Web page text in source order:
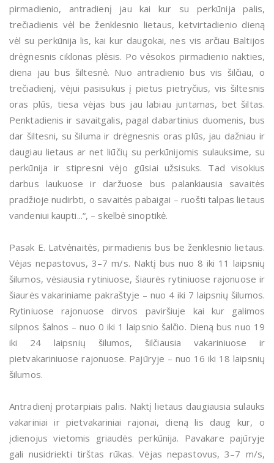
pirmadienio, antradienį jau kai kur su perkūnija palis,
trečiadienis vėl be ženklesnio lietaus, ketvirtadienio dieną
vėl su perkūnija lis, kai kur daugokai, nes vis arčiau Baltijos
drėgnesnis ciklonas plėsis. Po vėsokos pirmadienio nakties,
diena jau bus šiltesnė. Nuo antradienio bus vis šilčiau, o
trečiadienį, vėjui pasisukus į pietus pietryčius, vis šiltesnis
oras plūs, tiesa vėjas bus jau labiau juntamas, bet šiltas.
Penktadienis ir savaitgalis, pagal dabartinius duomenis, bus
dar šiltesni, su šiluma ir drėgnesnis oras plūs, jau dažniau ir
daugiau lietaus ar net liūčių su perkūnijomis sulauksime, su
perkūnija ir stipresni vėjo gūsiai užsisuks. Tad visokius
darbus laukuose ir daržuose bus palankiausia savaitės
pradžioje nudirbti, o savaitės pabaigai – ruošti talpas lietaus
vandeniui kaupti...“, – skelbė sinoptikė.
Pasak E. Latvėnaitės, pirmadienis bus be ženklesnio lietaus.
Vėjas nepastovus, 3–7 m/s. Naktį bus nuo 8 iki 11 laipsnių
šilumos, vėsiausia rytiniuose, šiaurės rytiniuose rajonuose ir
šiaurės vakariniame pakraštyje – nuo 4 iki 7 laipsnių šilumos.
Rytiniuose rajonuose dirvos paviršiuje kai kur galimos
silpnos šalnos – nuo 0 iki 1 laipsnio šalčio. Dieną bus nuo 19
iki 24 laipsnių šilumos, šilčiausia vakariniuose ir
pietvakariniuose rajonuose. Pajūryje – nuo 16 iki 18 laipsnių
šilumos.
Antradienį protarpiais palis. Naktį lietaus daugiausia sulauks
vakariniai ir pietvakariniai rajonai, dieną lis daug kur, o
įdienojus vietomis griaudės perkūnija. Pavakare pajūryje
gali nusidriekti tirštas rūkas. Vėjas nepastovus, 3–7 m/s,